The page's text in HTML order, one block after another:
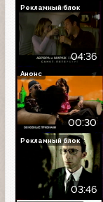
04:36
Рекламный блок
00:30
Анонс
03:46
Рекламный блок